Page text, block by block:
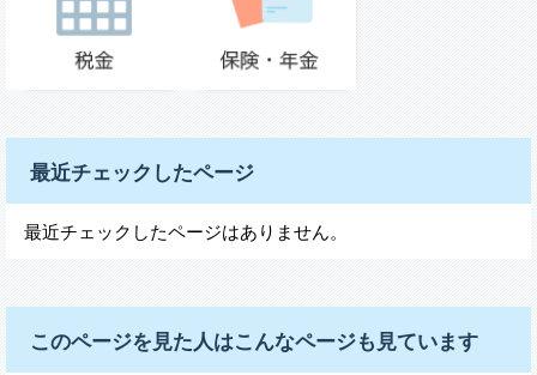
最近チェックしたページ
最近チェックしたページはありません。
このページを見た人はこんなページも見ています